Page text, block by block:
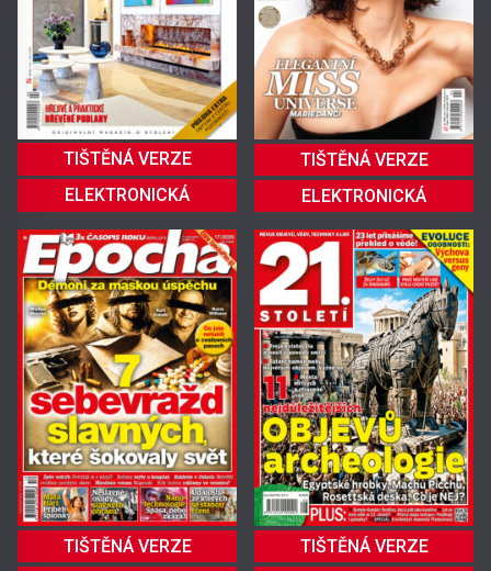
TIŠTĚNÁ VERZE
ELEKTRONICKÁ
TIŠTĚNÁ VERZE
ELEKTRONICKÁ
TIŠTĚNÁ VERZE
TIŠTĚNÁ VERZE